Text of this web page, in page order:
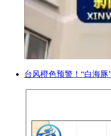
台风橙色预警！“白海豚